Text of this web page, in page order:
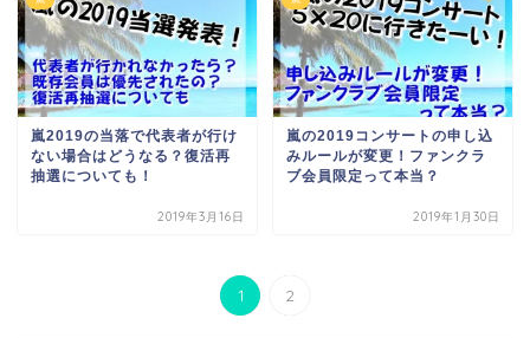
嵐2019の当落で代表者が行け
ない場合はどうなる？復活再
抽選についても！
2019年3月16日
嵐の2019コンサートの申し込
みルールが変更！ファンクラ
ブ会員限定って本当？
2019年1月30日
1 2